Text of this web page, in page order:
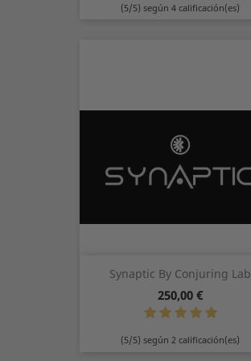
(5/5) según 4 calificación(es)
Synaptic By Conjuring Lab
Precio
250,00 €
(5/5) según 2 calificación(es)